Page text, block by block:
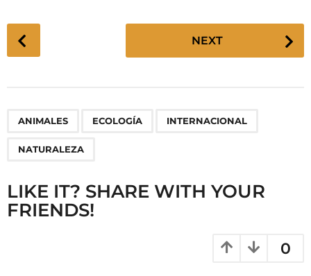
o
n
a
t
NEXT
ANIMALES ECOLOGÍA INTERNACIONAL
NATURALEZA
LIKE IT? SHARE WITH YOUR
FRIENDS!
0